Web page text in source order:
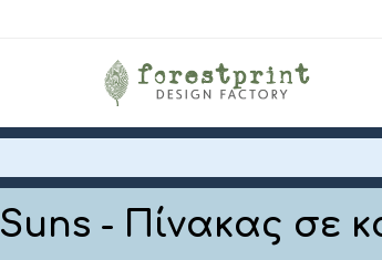
Suns - Πίνακας σε